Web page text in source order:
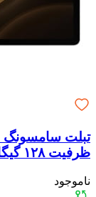
ظرفیت ۱۲۸ گیگابایت و رم ۸ گیگابایت مدل 5G
ناموجود